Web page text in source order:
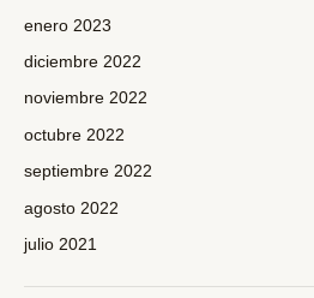
enero 2023
diciembre 2022
noviembre 2022
octubre 2022
septiembre 2022
agosto 2022
julio 2021